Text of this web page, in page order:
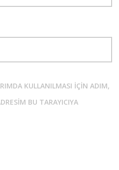
KULLANILMASI IÇIN ADIM,
BU TARAYICIYA